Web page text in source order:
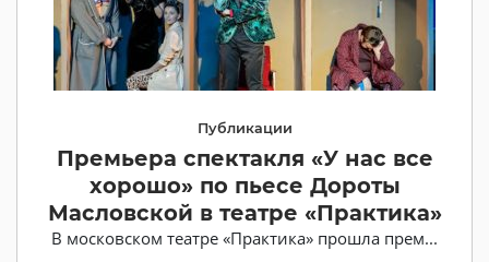
Публикации
Премьера спектакля «У нас все
хорошо» по пьесе Дороты
Масловской в театре «Практика»
В московском театре «Практика» прошла прем...